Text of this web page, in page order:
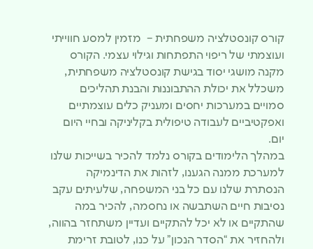
קורס קונסטלציה משפחתית – מזמין למסע חווייתי
ועוצמתי של ריפוי התפתחות וגילוי עצמי. הקורס
מקנה מושגי יסוד בגישת קונסטלציה משפחתית,
משכלל את יכולת ההתבוננות והבנת תהליכים
סמויים במערכות יחסים ומעניק כלים עוצמתיים
ואפקטיביים לעבודה טיפולית בקליניקה ובחיי היום
יום.
במהלך הלימודים בקורס נלמד להכיר בשייכות שלנו
למערכת ממנה הגענו, לזהות את הדינמיקה
הנסתרת שלנו עם כל בני המשפחה, שלעיתים עקב
נסיבות חיים השתבשה או נחסמה, להכיר במה
שהתקיים או לא יכל להתקיים ועדיין משתחזר בהווה,
ולהחזיר את “הסדר הנכון” על כנו, לטובת זרימת